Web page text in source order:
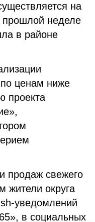
на
прошлой неделе
в районе
ценам ниже
проекта
продаж свежего
жители округа
уведомлений
в социальных